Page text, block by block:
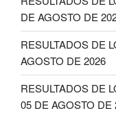
DE AGOSTO DE
RESULTADOS DE
AGOSTO DE 2026
RESULTADOS DE
05 DE AGOSTO DE